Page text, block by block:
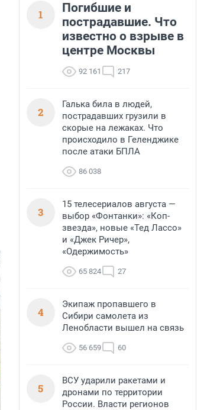
1
Погибшие и
пострадавшие. Что
известно о взрыве в
центре Москвы
92 161 217
2
Галька била в людей,
пострадавших грузили в
скорые на лежаках. Что
происходило в Геленджике
после атаки БПЛА
86 038
3
15 телесериалов августа —
выбор «Фонтанки»: «Коп-
звезда», новые «Тед Лассо»
и «Джек Ричер»,
«Одержимость»
65 824 27
4
Экипаж пропавшего в
Сибири самолета из
Ленобласти вышел на связь
56 659 60
5
ВСУ ударили ракетами и
дронами по территории
России. Власти регионов